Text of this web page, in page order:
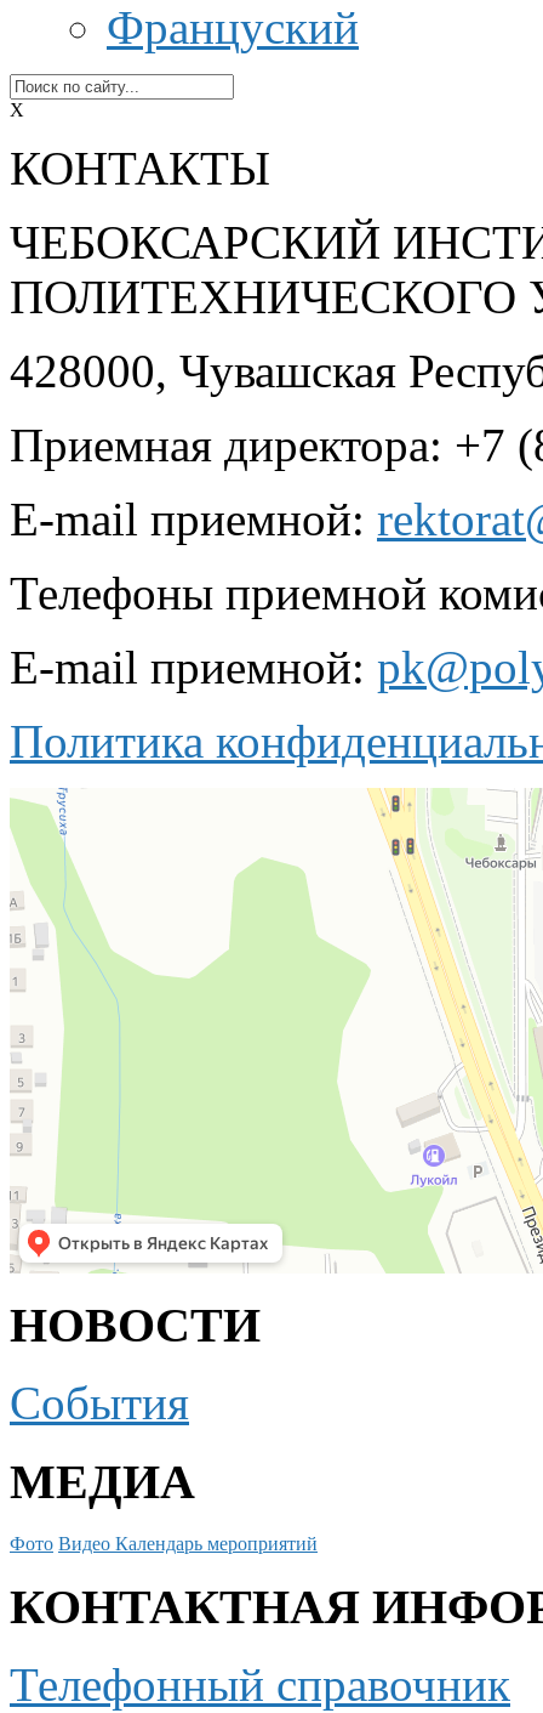
Француский
X
КОНТАКТЫ
ЧЕБОКСАРСКИЙ
ПОЛИТЕХНИЧЕСКОГО
428000, Чувашская
Приемная директора: +7
E-mail приемной:
Телефоны приемной
E-mail приемной:
Политика
НОВОСТИ
События
МЕДИА
Фото Видео Календарь мероприятий
КОНТАКТНАЯ
Телефонный справочник